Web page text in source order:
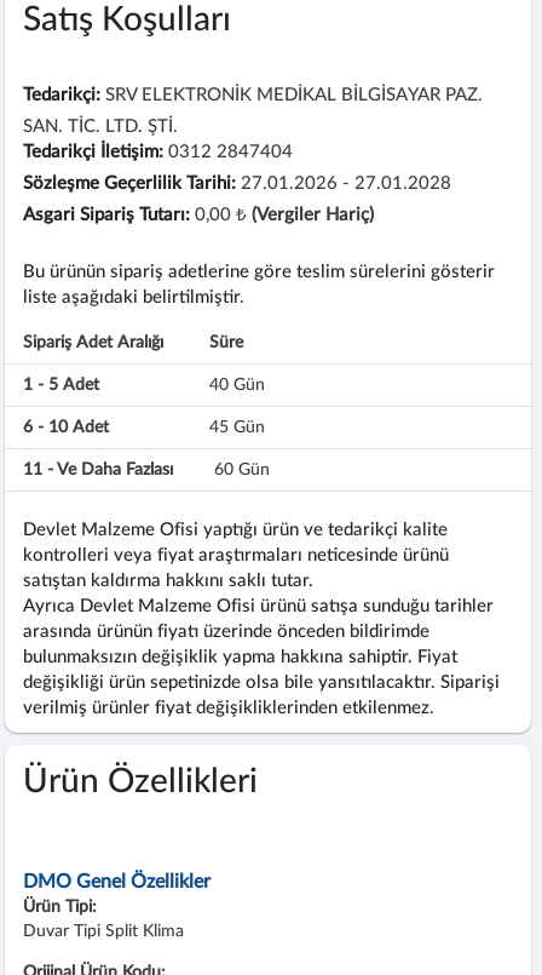
Satış Koşulları
Tedarikçi: SRV ELEKTRONİK MEDİKAL BİLGİSAYAR PAZ.
SAN. TİC. LTD. ŞTİ.
Tedarikçi İletişim: 0312 2847404
Sözleşme Geçerlilik Tarihi: 27.01.2026 - 27.01.2028
Asgari Sipariş Tutarı: 0,00 ₺(Vergiler Hariç)
Bu ürünün sipariş adetlerine göre teslim sürelerini gösterir
liste aşağıdaki belirtilmiştir.
Sipariş Adet Aralığı Süre
1 - 5 Adet 40 Gün
6 - 10 Adet 45 Gün
11 - Ve Daha Fazlası 60 Gün
Devlet Malzeme Ofisi yaptığı ürün ve tedarikçi kalite
kontrolleri veya fiyat araştırmaları neticesinde ürünü
satıştan kaldırma hakkını saklı tutar.
Ayrıca Devlet Malzeme Ofisi ürünü satışa sunduğu tarihler
arasında ürünün fiyatı üzerinde önceden bildirimde
bulunmaksızın değişiklik yapma hakkına sahiptir. Fiyat
değişikliği ürün sepetinizde olsa bile yansıtılacaktır. Siparişi
verilmiş ürünler fiyat değişikliklerinden etkilenmez.
Ürün Özellikleri
DMO Genel Özellikler
Ürün Tipi:
Duvar Tipi Split Klima